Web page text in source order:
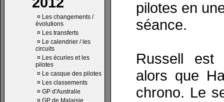
¤ Les changements /
évolutions
¤ Les transferts
¤ Le calendrier / les
circuits
¤ Les écuries et les
pilotes
¤ Le casque des pilotes
¤ Les classements
¤ GP d'Australie
¤ GP de Malaisie
pilotes en
séance.
Russell est
alors que
chrono. Le